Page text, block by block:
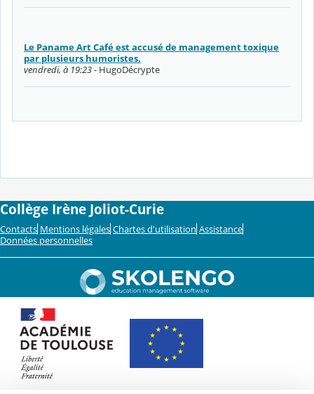
Le Paname Art Café est accusé de management toxique
par plusieurs humoristes.
vendredi, à 19:23- HugoDécrypte
Collège Irène Joliot-Curie
Contacts Mentions légales Chartes d'utilisation Assistance
Données personnelles